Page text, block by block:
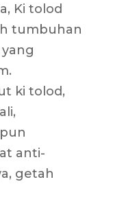
Ki tolod
tumbuhan
ki tolod,
anti-
getah